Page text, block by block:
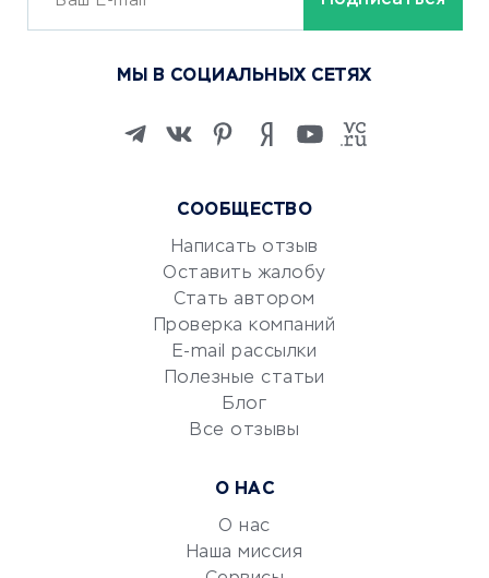
ОБУЧЕНИЕ И РАБОТА
Изучение иностранных
Маркетинг и продажи
Репетиторство
Красота и здоровье
Сервисы по поиску работы
Сетевой маркетинг
УСЛУГИ ДЛЯ БИЗНЕСА
СООБЩЕСТВО
Написать отзыв
Оставить жалобу
Стать автором
Проверка компаний
E-mail рассылки
Полезные статьи
Блог
Все отзывы
О НАС
О нас
Наша миссия
МЫ В СОЦИАЛЬНЫХ СЕТЯХ